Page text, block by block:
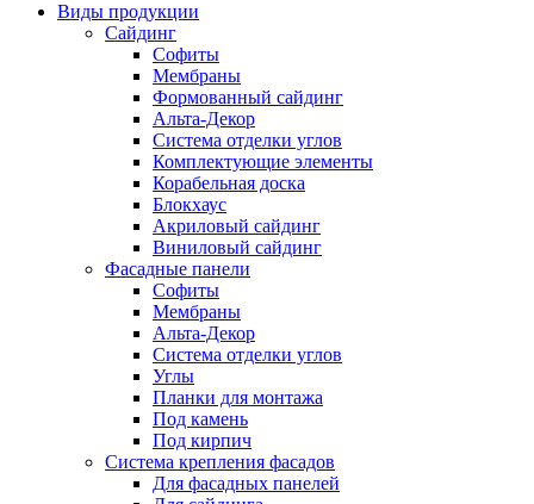
Виды продукции
Сайдинг
Софиты
Мембраны
Формованный сайдинг
Альта-Декор
Система отделки углов
Комплектующие элементы
Корабельная доска
Блокхаус
Акриловый сайдинг
Виниловый сайдинг
Фасадные панели
Софиты
Мембраны
Альта-Декор
Система отделки углов
Углы
Планки для монтажа
Под камень
Под кирпич
Система крепления фасадов
Для фасадных панелей